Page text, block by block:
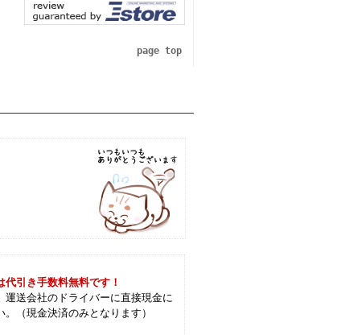
page top
代引き手数料無料です！
運送会社のドライバーに直接現金に
（現金決済のみとなります）